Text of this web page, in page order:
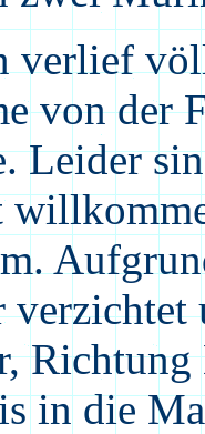
verlief
von der
Leider
in die